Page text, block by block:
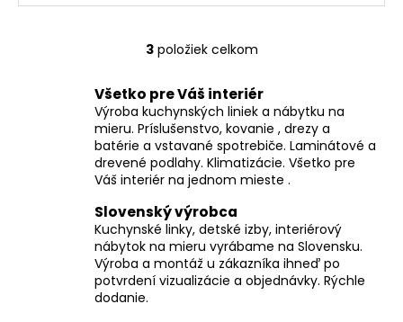
O
l
á
d
a
c
e
p
r
v
3položiek celkom
Všetko pre Váš interiér
Výroba kuchynských liniek a nábytku na
mieru. Príslušenstvo, kovanie , drezy a
batérie a vstavané spotrebiče. Laminátové a
drevené podlahy. Klimatizácie. Všetko pre
Váš interiér na jednom mieste .
Slovenský výrobca
Kuchynské linky, detské izby, interiérový
nábytok na mieru vyrábame na Slovensku.
Výroba a montáž u zákazníka ihneď po
potvrdení vizualizácie a objednávky. Rýchle
dodanie.